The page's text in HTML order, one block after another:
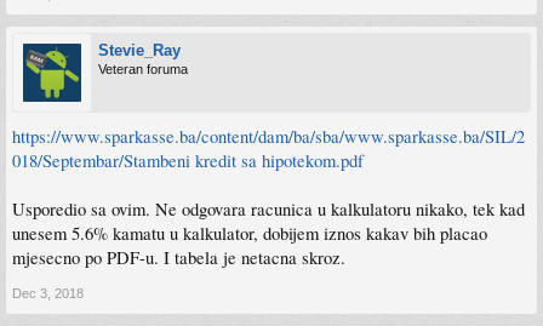
Stevie_Ray
Veteran foruma
https://www.sparkasse.ba/content/dam/ba/sba/www.sparkasse.ba/SIL/2
018/Septembar/Stambeni kredit sa hipotekom.pdf
Usporedio sa ovim. Ne odgovara racunica u kalkulatoru nikako, tek kad
unesem 5.6% kamatu u kalkulator, dobijem iznos kakav bih placao
mjesecno po PDF-u. I tabela je netacna skroz.
Dec 3, 2018